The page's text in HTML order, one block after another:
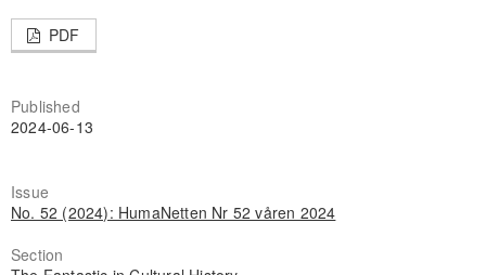
PDF
Published
2024-06-13
Issue
No. 52 (2024): HumaNetten Nr 52 våren 2024
Section